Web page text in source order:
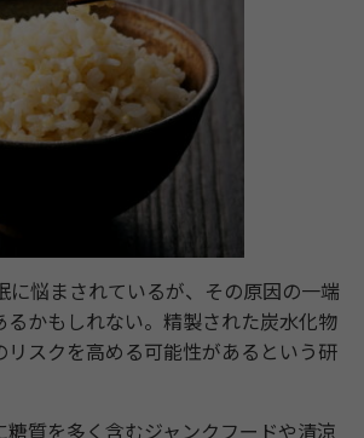
悩まされているが、その原因の一端
るかもしれない。精製された炭水化物
リスクを高める可能性があるという研
質を多く含むジャンクフードや清涼